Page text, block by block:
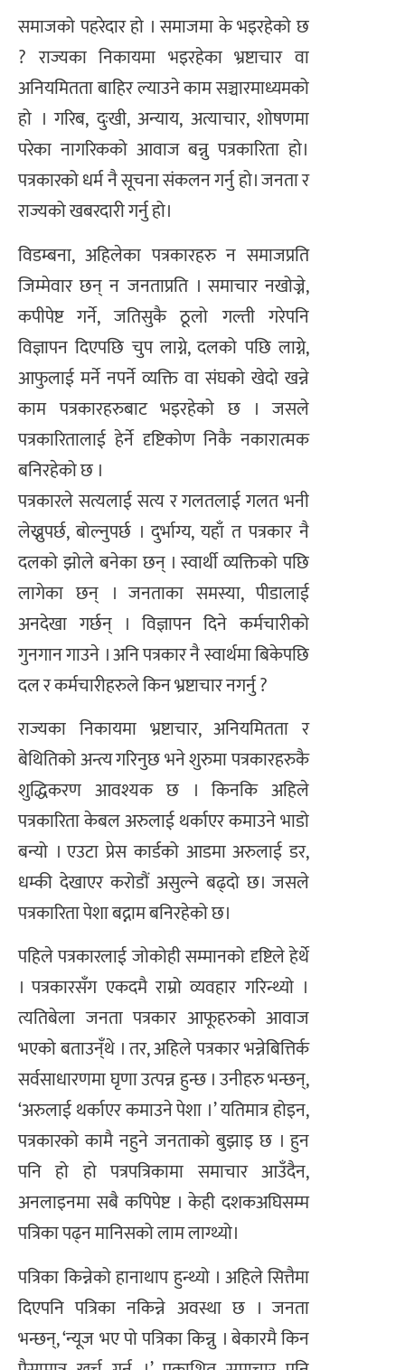
समाजको पहरेदार हो । समाजमा के भइरहेको छ
? राज्यका निकायमा भइरहेका भ्रष्टाचार वा
अनियमितता बाहिर ल्याउने काम सञ्चारमाध्यमको
हो । गरिब, दुःखी, अन्याय, अत्याचार, शोषणमा
परेका नागरिकको आवाज बन्नु पत्रकारिता हो।
पत्रकारको धर्म नै सूचना संकलन गर्नु हो। जनता र
राज्यको खबरदारी गर्नु हो।
विडम्बना, अहिलेका पत्रकारहरु न समाजप्रति
जिम्मेवार छन् न जनताप्रति । समाचार नखोज्ने,
कपीपेष्ट गर्ने, जतिसुकै ठूलो गल्ती गरेपनि
विज्ञापन दिएपछि चुप लाग्ने, दलको पछि लाग्ने,
आफुलाई मर्ने नपर्ने व्यक्ति वा संघको खेदो खन्ने
काम पत्रकारहरुबाट भइरहेको छ । जसले
पत्रकारितालाई हेर्ने दृष्टिकोण निकै नकारात्मक
बनिरहेको छ ।
पत्रकारले सत्यलाई सत्य र गलतलाई गलत भनी
लेख्नुपर्छ, बोल्नुपर्छ । दुर्भाग्य, यहाँ त पत्रकार नै
दलको झोले बनेका छन् । स्वार्थी व्यक्तिको पछि
लागेका छन् । जनताका समस्या, पीडालाई
अनदेखा गर्छन् । विज्ञापन दिने कर्मचारीको
गुनगान गाउने । अनि पत्रकार नै स्वार्थमा बिकेपछि
दल र कर्मचारीहरुले किन भ्रष्टाचार नगर्नु ?
राज्यका निकायमा भ्रष्टाचार, अनियमितता र
बेथितिको अन्त्य गरिनुछ भने शुरुमा पत्रकारहरुकै
शुद्धिकरण आवश्यक छ । किनकि अहिले
पत्रकारिता केबल अरुलाई थर्काएर कमाउने भाडो
बन्यो । एउटा प्रेस कार्डको आडमा अरुलाई डर,
धम्की देखाएर करोडौं असुल्ने बढ्दो छ। जसले
पत्रकारिता पेशा बद्नाम बनिरहेको छ।
पहिले पत्रकारलाई जोकोही सम्मानको दृष्टिले हेर्थे
। पत्रकारसँग एकदमै राम्रो व्यवहार गरिन्थ्यो ।
त्यतिबेला जनता पत्रकार आफूहरुको आवाज
भएको बताउन्ँथे । तर, अहिले पत्रकार भन्नेबित्तिर्क
सर्वसाधारणमा घृणा उत्पन्न हुन्छ । उनीहरु भन्छन्,
‘अरुलाई थर्काएर कमाउने पेशा ।’ यतिमात्र होइन,
पत्रकारको कामै नहुने जनताको बुझाइ छ । हुन
पनि हो हो पत्रपत्रिकामा समाचार आउँदैन,
अनलाइनमा सबै कपिपेष्ट । केही दशकअघिसम्म
पत्रिका पढ्न मानिसको लाम लाग्थ्यो।
पत्रिका किन्नेको हानाथाप हुन्थ्यो । अहिले सित्तैमा
दिएपनि पत्रिका नकिन्ने अवस्था छ । जनता
भन्छन्, ‘न्यूज भए पो पत्रिका किन्नु । बेकारमै किन